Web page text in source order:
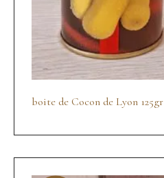
boite de Cocon de Lyon 125gr